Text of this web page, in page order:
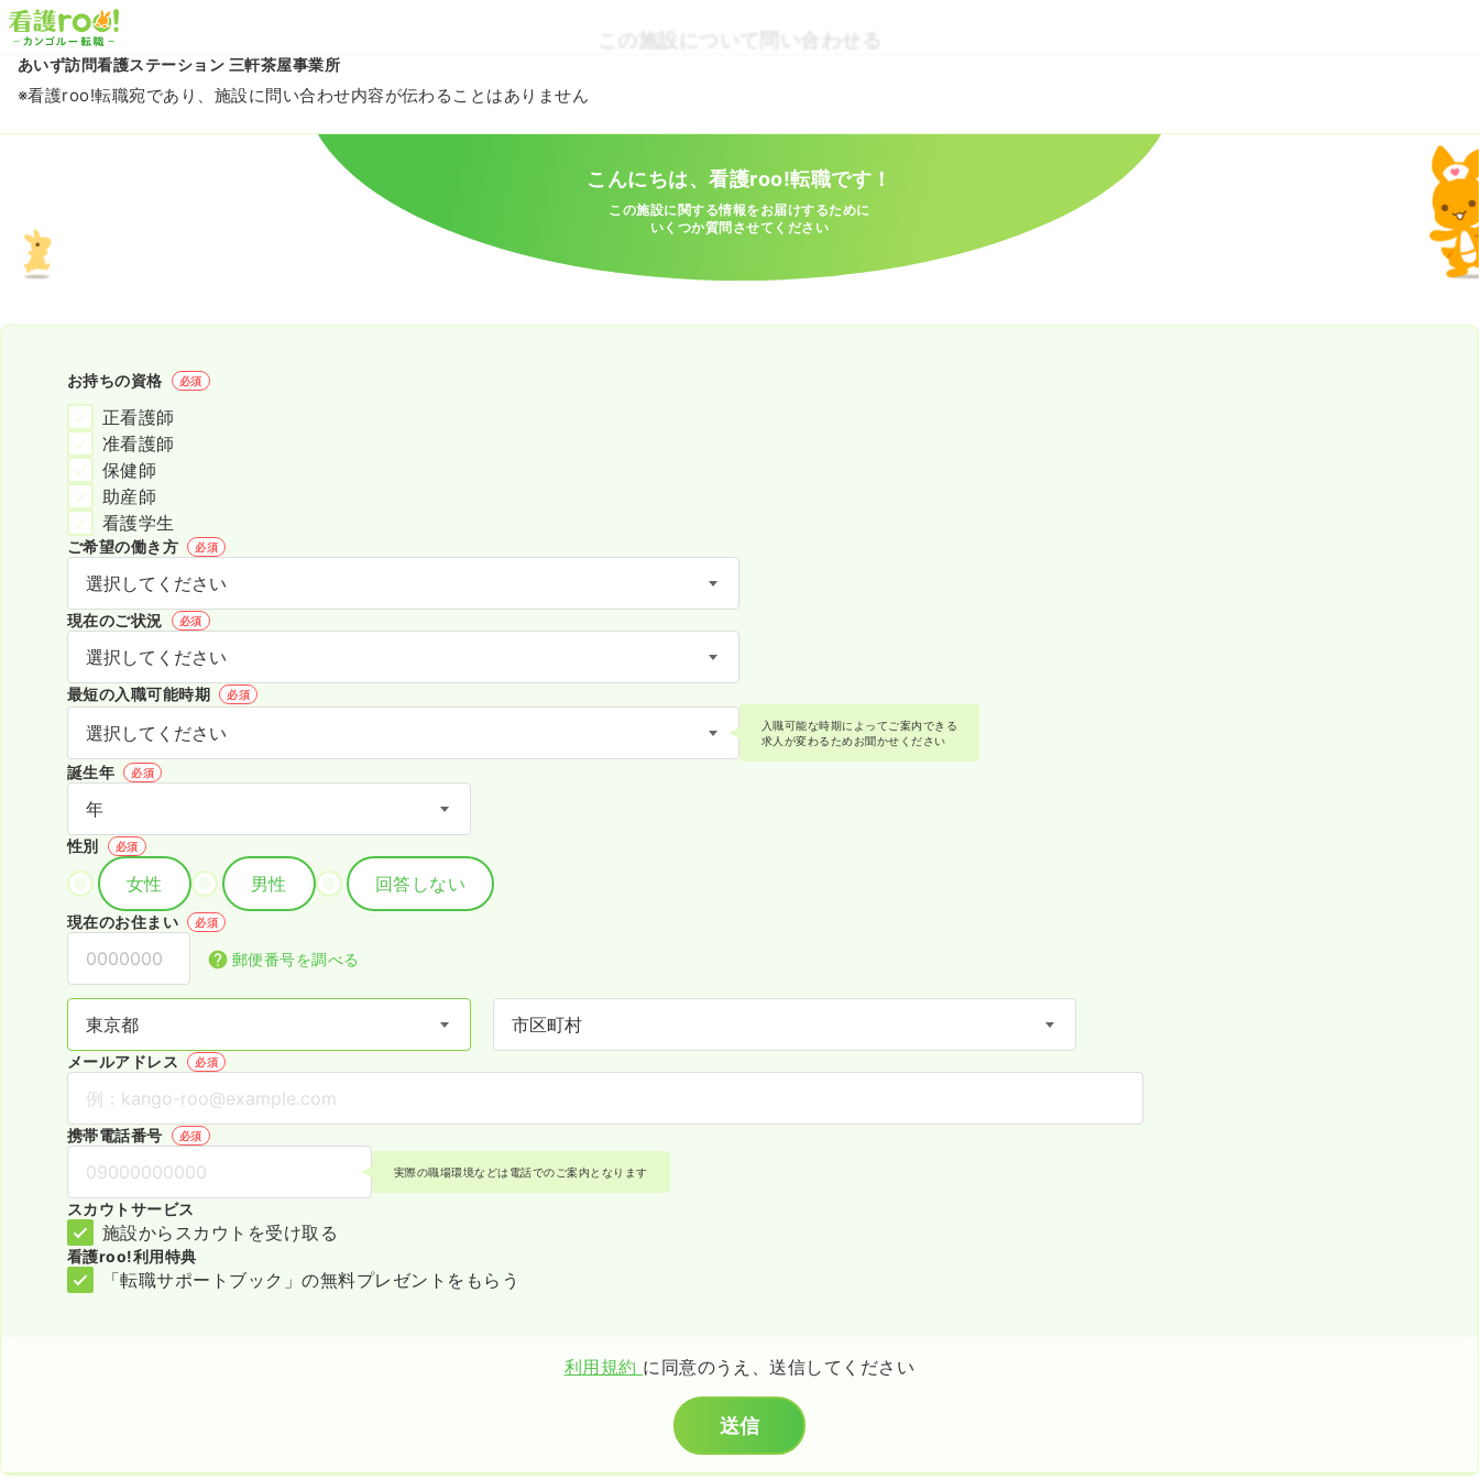
この施設について問い合わせる
あいず訪問看護ステーション 三軒茶屋事業所
※看護roo!転職宛であり、施設に問い合わせ内容が伝わることはありません
こんにちは、看護roo!転職です！
この施設に関する情報をお届けするために
いくつか質問させてください
お持ちの資格 必須
正看護師
准看護師
保健師
助産師
看護学生
ご希望の働き方 必須
現在のご状況 必須
最短の入職可能時期 必須
入職可能な時期によってご案内できる
求人が変わるためお聞かせください
誕生年 必須
性別 必須
女性 男性 回答しない
現在のお住まい 必須
郵便番号を調べる
メールアドレス 必須
携帯電話番号 必須
実際の職場環境などは電話でのご案内となります
スカウトサービス
施設からスカウトを受け取る
看護roo!利用特典
「転職サポートブック」の無料プレゼントをもらう
利用規約 に同意のうえ、送信してください
送信